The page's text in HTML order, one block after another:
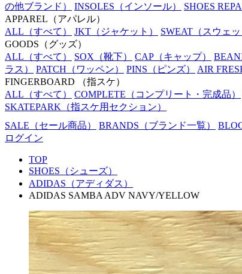
の他ブランド）
INSOLES （インソール） SHOES
APPAREL （アパレル）
ALL （すべて） JKT （ジャケット） SWEAT （スウェ
GOODS （グッズ）
ALL （すべて） SOX （靴下） CAP （キャップ）
ラス）
PATCH （ワッペン） PINS （ピンズ） AIR
FINGERBOARD
（指スケ）
ALL （すべて） COMPLETE （コンプリート・完成品）
SKATEPARK （指スケ用セクション）
SALE （セール商品） BRANDS （ブランド一覧）
ログイン
TOP
SHOES（シューズ）
ADIDAS（アディダス）
ADIDAS SAMBA ADV NAVY/YELLOW